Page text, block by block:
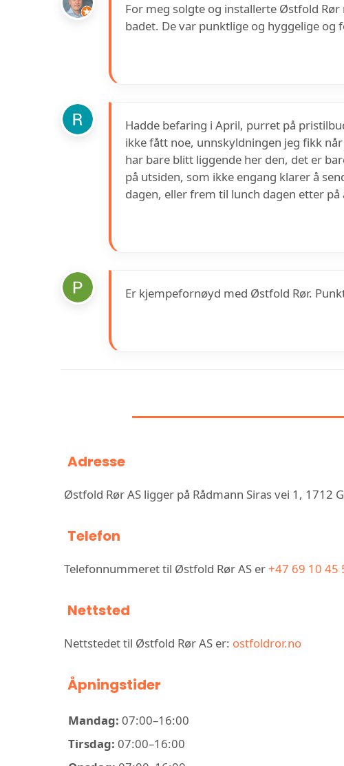
For meg solgte og installerte Østfold
badet. De var punktlige og hyggelige og
Hadde befaring i April, purret på
ikke fått noe, unnskyldningen jeg fikk
har bare blitt liggende her den, det er
på utsiden, som ikke engang klarer å
dagen, eller frem til lunch dagen etter på
Er kjempefornøyd med Østfold Rør.
Adresse
Østfold Rør AS ligger på Rådmann Siras vei 1, 1712
Telefon
Telefonnummeret til Østfold Rør AS er+47 69 10 45
Nettsted
Nettstedet til Østfold Rør AS er: ostfoldror.no
Åpningstider
Mandag: 07:00–16:00
Tirsdag: 07:00–16:00